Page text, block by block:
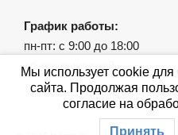
График работы:
пн-пт: с 9:00 до 18:00
сб-вс: выходной
Мы использует cookie
сайта. Продолжая
согласие на
Принять